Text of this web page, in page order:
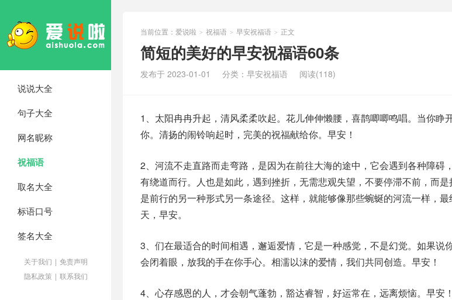
说说大全
句子大全
网名昵称
祝福语
取名大全
标语口号
签名大全
关于我们 | 免责声明
隐私政策 | 联系我们
当前位置： 爱说啦 > 祝福语 > 早安祝福语 > 正文
简短的美好的早安祝福语60条
发布于 2023-01-01 分类： 早安祝福语 阅读(118)
1、太阳冉冉升起，清风柔柔吹起。花儿伸伸懒腰，喜鹊唧唧鸣唱。当你睁
你。清扬的闹铃响起时，完美的祝福献给你。早安！
2、河流不走直路而走弯路，是因为在前往大海的途中，它会遇到各种障碍
有绕道而行。人也是如此，遇到挫折，无需悲观失望，不要停滞不前，而
是前行的另一种形式另一条途径。这样，就能够像那些蜿蜒的河流一样，
天，早安。
3、们在最适合的时间相遇，邂逅爱情，它是一种感觉，不是幻觉。如果说
会闭着眼，放我的手在你手心。相濡以沫的爱情，我们共同创造。早安！
4、心存感恩的人，才会朝气蓬勃，豁达睿智，好运常在，远离烦恼。早安！